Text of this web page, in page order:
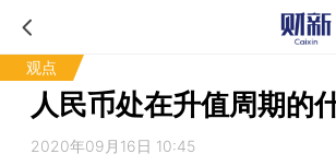
观点
人民币处在升值周期的
2020年09月16日 10:45